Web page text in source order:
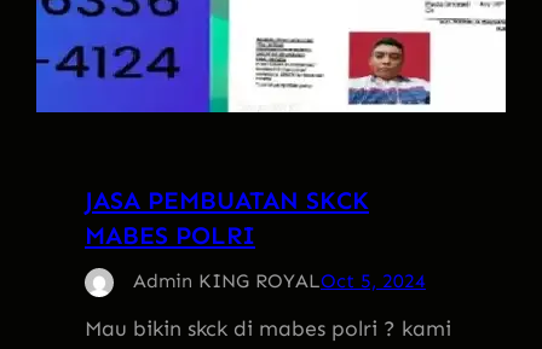
JASA PEMBUATAN SKCK
MABES POLRI
Admin KING ROYALOct 5, 2024
Mau bikin skck di mabes polri ? kami